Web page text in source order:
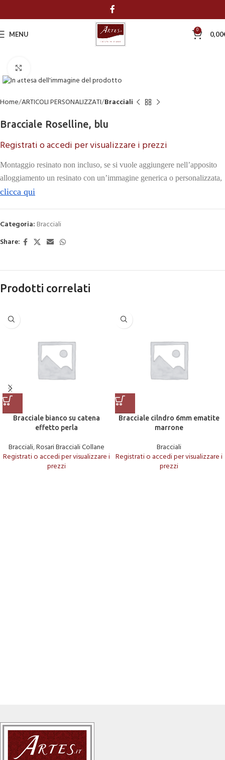
MENU 0 0,00
Home ARTICOLI PERSONALIZZATI Bracciali
Bracciale Roselline, blu
Registrati o accedi per visualizzare i prezzi
Montaggio resinato non incluso, se si vuole aggiungere nell’apposito
alloggiamento un resinato con un’immagine generica o personalizzata,
clicca qui
Categoria: Bracciali
Share:
Prodotti correlati
Bracciale bianco su catena
effetto perla
Bracciali,Rosari Bracciali Collane
Registrati o accedi per visualizzare i
prezzi
Bracciale cilndro 6mm ematite
marrone
Bracciali
Registrati o accedi per visualizzare i
prezzi